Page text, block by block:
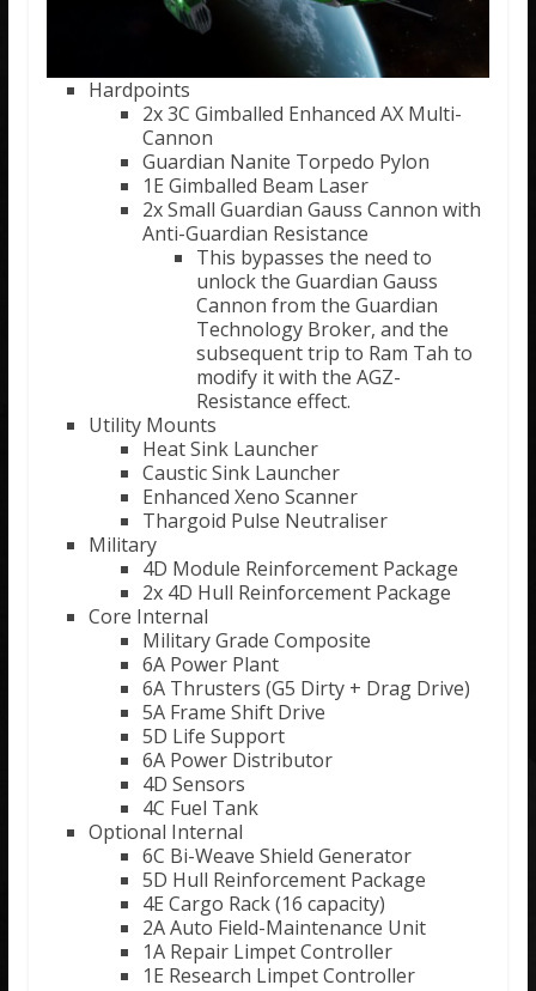
Hardpoints
2x 3C Gimballed Enhanced AX Multi-
Cannon
Guardian Nanite Torpedo Pylon
1E Gimballed Beam Laser
2x Small Guardian Gauss Cannon with
Anti-Guardian Resistance
This bypasses the need to
unlock the Guardian Gauss
Cannon from the Guardian
Technology Broker, and the
subsequent trip to Ram Tah to
modify it with the AGZ-
Resistance effect.
Utility Mounts
Heat Sink Launcher
Caustic Sink Launcher
Enhanced Xeno Scanner
Thargoid Pulse Neutraliser
Military
4D Module Reinforcement Package
2x 4D Hull Reinforcement Package
Core Internal
Military Grade Composite
6A Power Plant
6A Thrusters (G5 Dirty + Drag Drive)
5A Frame Shift Drive
5D Life Support
6A Power Distributor
4D Sensors
4C Fuel Tank
Optional Internal
6C Bi-Weave Shield Generator
5D Hull Reinforcement Package
4E Cargo Rack (16 capacity)
2A Auto Field-Maintenance Unit
1A Repair Limpet Controller
1E Research Limpet Controller